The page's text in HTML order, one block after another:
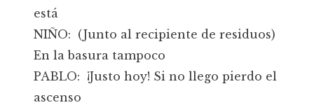
está
NIÑO: (Junto al recipiente de residuos)
En la basura tampoco
PABLO: ¡Justo hoy! Si no llego pierdo el
ascenso